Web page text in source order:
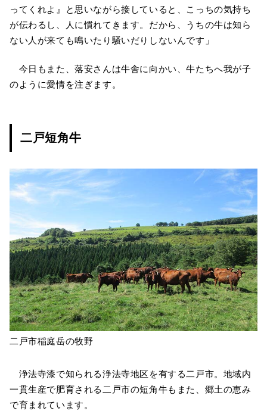
ってくれよ』と思いながら接していると、こっちの気持ち
が伝わるし、人に慣れてきます。だから、うちの牛は知ら
ない人が来ても鳴いたり騒いだりしないんです」
今日もまた、落安さんは牛舎に向かい、牛たちへ我が子
のように愛情を注ぎます。
二戸短角牛
二戸市稲庭岳の牧野
浄法寺漆で知られる浄法寺地区を有する二戸市。地域内
一貫生産で肥育される二戸市の短角牛もまた、郷土の恵み
で育まれています。